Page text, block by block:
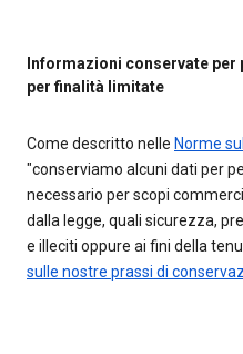
Informazioni conservate
per finalità limitate
Come descritto nelle Norme
"conserviamo alcuni dati per
necessario per scopi
dalla legge, quali sicurezza,
e illeciti oppure ai fini della
sulle nostre prassi di